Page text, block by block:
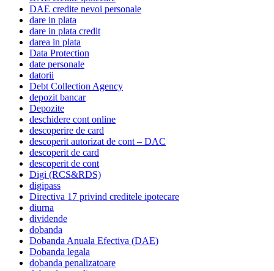
DAE credite nevoi personale
dare in plata
dare in plata credit
darea in plata
Data Protection
date personale
datorii
Debt Collection Agency
depozit bancar
Depozite
deschidere cont online
descoperire de card
descoperit autorizat de cont – DAC
descoperit de card
descoperit de cont
Digi (RCS&RDS)
digipass
Directiva 17 privind creditele ipotecare
diurna
dividende
dobanda
Dobanda Anuala Efectiva (DAE)
Dobanda legala
dobanda penalizatoare